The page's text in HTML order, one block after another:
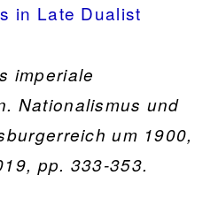
in Late Dualist
imperiale
Nationalismus und
um 1900,
pp. 333-353.